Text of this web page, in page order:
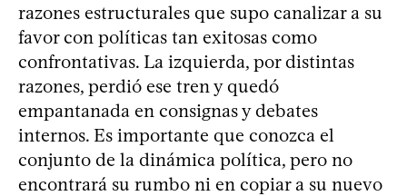
razones estructurales que supo canalizar a su
favor con políticas tan exitosas como
confrontativas. La izquierda, por distintas
razones, perdió ese tren y quedó
empantanada en consignas y debates
internos. Es importante que conozca el
conjunto de la dinámica política, pero no
encontrará su rumbo ni en copiar a su nuevo